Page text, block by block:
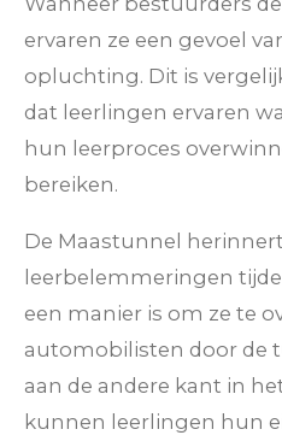
ervaren ze een gevoel
opluchting. Dit is
dat leerlingen ervaren
hun leerproces
bereiken.
De Maastunnel
leerbelemmeringen
een manier is om ze te
automobilisten door de
aan de andere kant in
kunnen leerlingen hun